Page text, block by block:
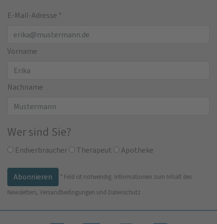
E-Mail-Adresse *
Vorname
Nachname
Wer sind Sie?
Endverbraucher Therapeut Apotheke
* Feld ist notwendig. Informationen zum Inhalt des
Newsletters, Versandbedingungen und Datenschutz